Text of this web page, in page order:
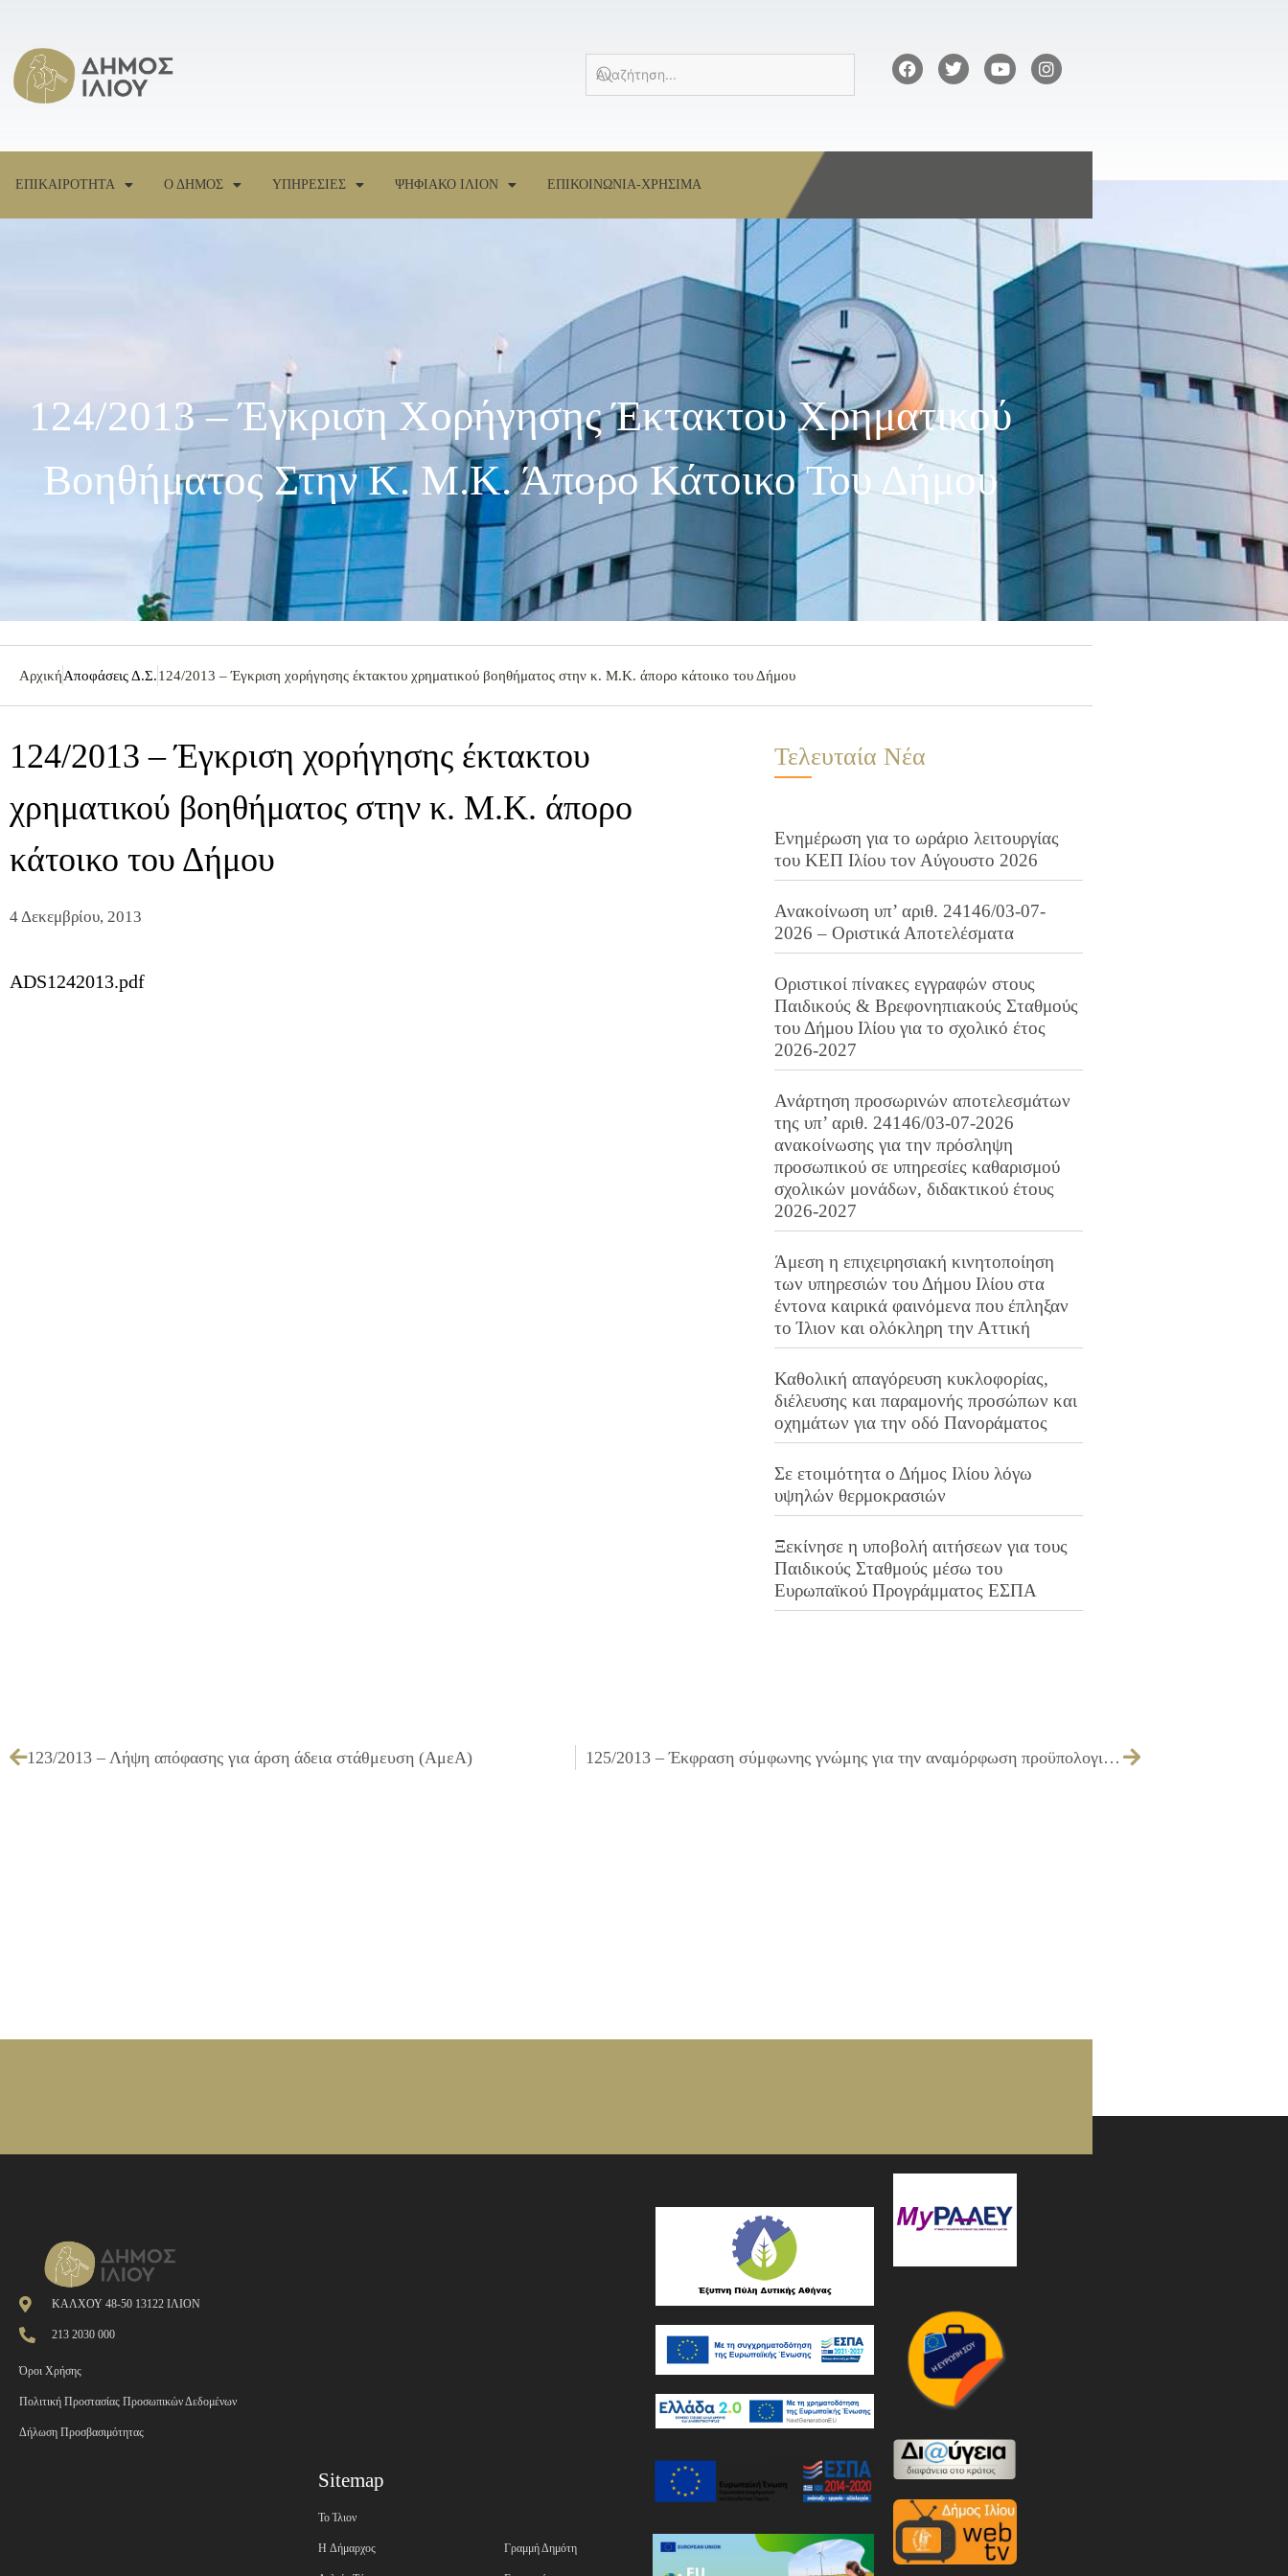
ΕΠΙΚΑΙΡΟΤΗΤΑ Ο ΔΗΜΟΣ ΥΠΗΡΕΣΙΕΣ ΨΗΦΙΑΚΟ ΙΛΙΟΝ ΕΠΙΚΟΙΝΩΝΙΑ-ΧΡΗΣΙΜΑ
124/2013 – Έγκριση Χορήγησης Έκτακτου Χρηματικού
Βοηθήματος Στην Κ. Μ.Κ. Άπορο Κάτοικο Του Δήμου
ΑρχικήΑποφάσεις Δ.Σ.124/2013 – Έγκριση χορήγησης έκτακτου χρηματικού βοηθήματος στην κ. Μ.Κ. άπορο κάτοικο του Δήμου
124/2013 – Έγκριση χορήγησης έκτακτου
χρηματικού βοηθήματος στην κ. Μ.Κ. άπορο
κάτοικο του Δήμου
4 Δεκεμβρίου, 2013
ADS1242013.pdf
Τελευταία Νέα
Ενημέρωση για το ωράριο λειτουργίας
του ΚΕΠ Ιλίου τον Αύγουστο 2026
Ανακοίνωση υπ’ αριθ. 24146/03-07-
2026 – Οριστικά Αποτελέσματα
Οριστικοί πίνακες εγγραφών στους
Παιδικούς & Βρεφονηπιακούς Σταθμούς
του Δήμου Ιλίου για το σχολικό έτος
2026-2027
Ανάρτηση προσωρινών αποτελεσμάτων
της υπ’ αριθ. 24146/03-07-2026
ανακοίνωσης για την πρόσληψη
προσωπικού σε υπηρεσίες καθαρισμού
σχολικών μονάδων, διδακτικού έτους
2026-2027
Άμεση η επιχειρησιακή κινητοποίηση
των υπηρεσιών του Δήμου Ιλίου στα
έντονα καιρικά φαινόμενα που έπληξαν
το Ίλιον και ολόκληρη την Αττική
Καθολική απαγόρευση κυκλοφορίας,
διέλευσης και παραμονής προσώπων και
οχημάτων για την οδό Πανοράματος
Σε ετοιμότητα ο Δήμος Ιλίου λόγω
υψηλών θερμοκρασιών
Ξεκίνησε η υποβολή αιτήσεων για τους
Παιδικούς Σταθμούς μέσω του
Ευρωπαϊκού Προγράμματος ΕΣΠΑ
123/2013 – Λήψη απόφασης για άρση άδεια στάθμευση (ΑμεΑ) 125/2013 – Έκφραση σύμφωνης γνώμης για την αναμόρφωση προϋπολογισμού του ΝΠΔΔ ΔΗΚΕΠΑ Ιλίου, οικονομικού έτους 2013
ΚΑΛΧΟΥ 48-50 13122 ΙΛΙΟΝ
213 2030 000
Όροι Χρήσης
Πολιτική Προστασίας Προσωπικών Δεδομένων
Δήλωση Προσβασιμότητας
Sitemap
Το Ίλιον
H Δήμαρχος Γραμμή Δημότη